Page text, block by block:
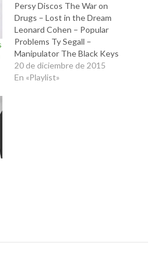
Persy Discos The War on
Drugs – Lost in the Dream
Leonard Cohen – Popular
Problems Ty Segall –
Manipulator The Black Keys
– Turn Blue Run the Jewels –
Run the Jewels 2 Spoon –
20 de diciembre de 2015
En «Playlist»